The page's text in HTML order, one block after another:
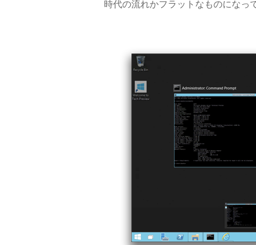
時代の流れかフラットなものになっ